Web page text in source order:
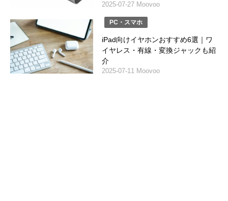
2025-07-27 Moovoo
PC・スマホ
iPad向けイヤホンおすすめ6選｜ワ
イヤレス・有線・変換ジャックも紹
介
2025-07-11 Moovoo